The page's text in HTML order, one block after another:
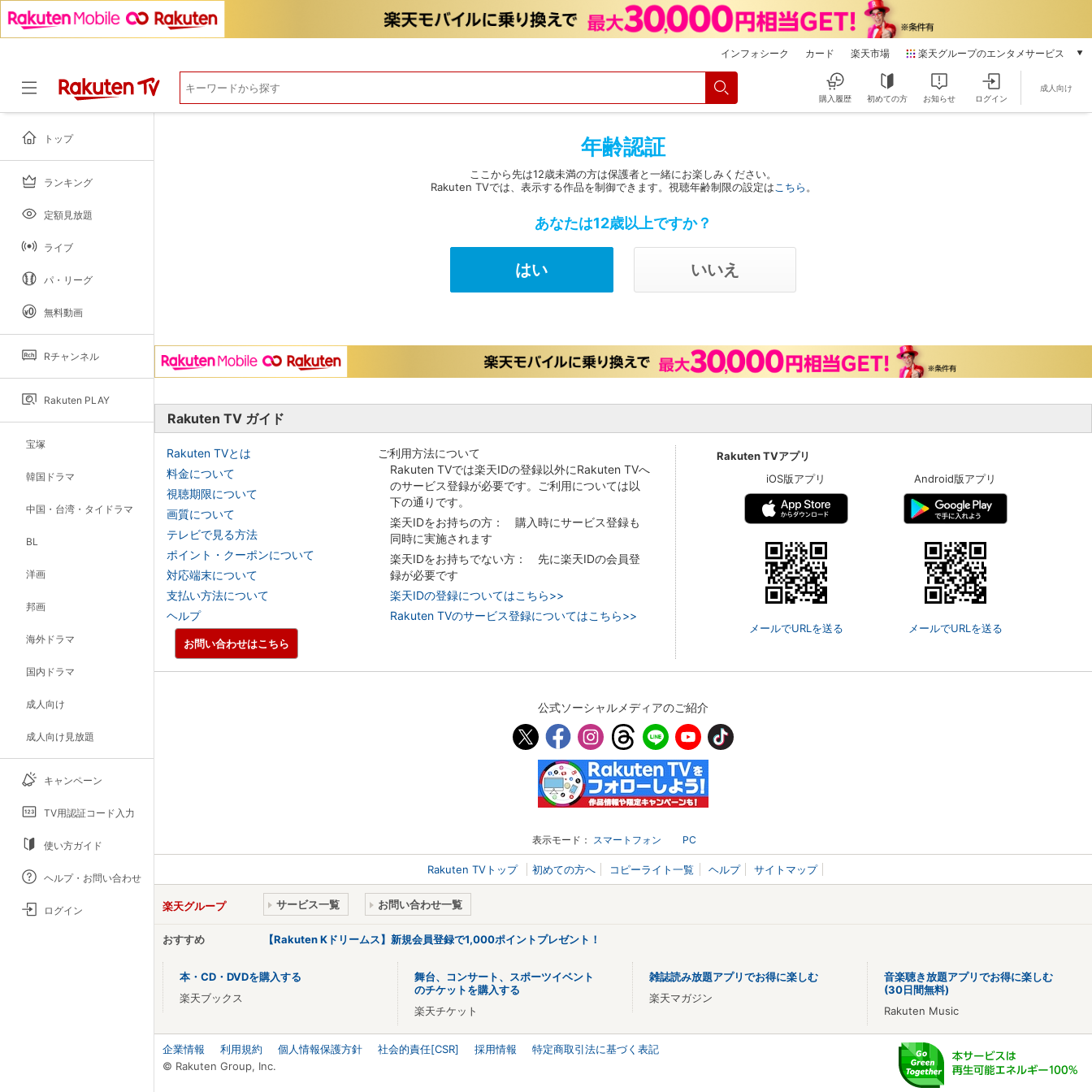
インフォシーク カード 楽天市場 楽天グループのエンタメサービス
本/ゲーム/CD/DVD
動画配信
楽天チケット
推し楽
購入履歴 初めての方 お知らせ ログイン
成人向け
トップ
ランキング
定額見放題
ライブ
パ・リーグ
無料動画
Rチャンネル
Rakuten PLAY
宝塚
韓国ドラマ
中国・台湾・タイドラマ
BL
洋画
邦画
海外ドラマ
国内ドラマ
成人向け
成人向け見放題
キャンペーン
TV用認証コード入力
使い方ガイド
ヘルプ・お問い合わせ
ログイン
年齢認証
ここから先は12歳未満の方は保護者と一緒にお楽しみください。
Rakuten TVでは、表示する作品を制御できます。視聴年齢制限の設定は こちら 。
あなたは12歳以上ですか？
Rakuten TV ガイド
Rakuten TVとは
料金について
視聴期限について
画質について
テレビで見る方法
ポイント・クーポンについて
対応端末について
支払い方法について
ヘルプ
ご利用方法について
Rakuten TVでは楽天IDの登録以外にRakuten TVへ
のサービス登録が必要です。ご利用については以
下の通りです。
楽天IDをお持ちの方： 購入時にサービス登録も
同時に実施されます
楽天IDをお持ちでない方： 先に楽天IDの会員登
録が必要です
楽天IDの登録についてはこちら>>
Rakuten TVのサービス登録についてはこちら>>
Rakuten TVアプリ
iOS版アプリ
メールでURLを送る
Android版アプリ
メールでURLを送る
お問い合わせはこちら
公式ソーシャルメディアのご紹介
表示モード： スマートフォン PC
Rakuten TVトップ 初めての方へ コピーライト一覧 ヘルプ サイトマップ
楽天グループ サービス一覧 お問い合わせ一覧
おすすめ 【Rakuten Kドリームス】新規会員登録で1,000ポイントプレゼント！
本・CD・DVDを購入する
楽天ブックス
舞台、コンサート、スポーツイベント
のチケットを購入する
楽天チケット
雑誌読み放題アプリでお得に楽しむ
楽天マガジン
音楽聴き放題アプリでお得に楽しむ
(30日間無料)
Rakuten Music
企業情報 利用規約 個人情報保護方針 社会的責任[CSR] 採用情報
特定商取引法に基づく表記
© Rakuten Group, Inc.